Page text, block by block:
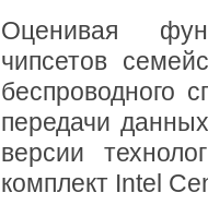
Оценивая
чипсетов
беспроводного
передачи
версии
комплект Intel